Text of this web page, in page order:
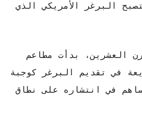
البرغر الأمريكي الذي
العشرين، بدأت مطاعم
في تقديم البرغر كوجبة
في انتشاره على نطاق